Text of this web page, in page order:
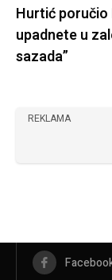
Hurtić poručio
upadnete u
sazada”
REKLAMA